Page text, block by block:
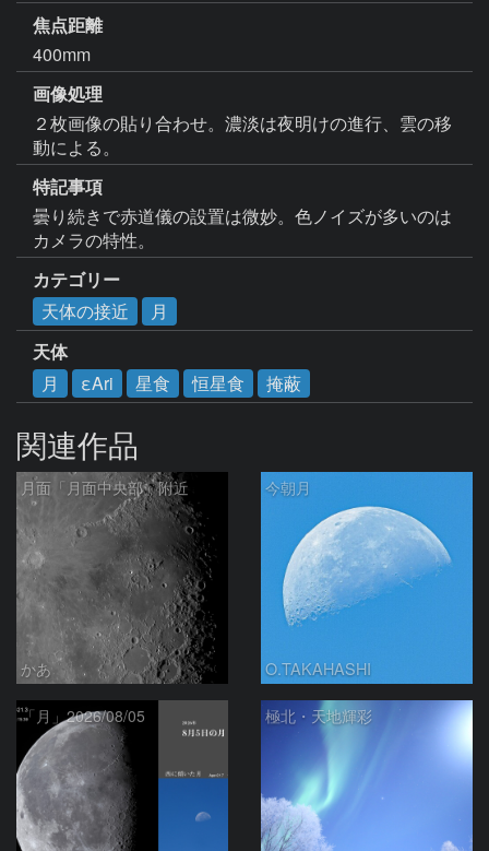
焦点距離
400mm
画像処理
２枚画像の貼り合わせ。濃淡は夜明けの進行、雲の移
動による。
特記事項
曇り続きで赤道儀の設置は微妙。色ノイズが多いのは
カメラの特性。
カテゴリー
天体の接近
月
天体
月
εAri 星食 恒星食 掩蔽
関連作品
月面「月面中央部」附近
かあ
今朝月
O.TAKAHASHI
「月」2026/08/05 極北・天地輝彩